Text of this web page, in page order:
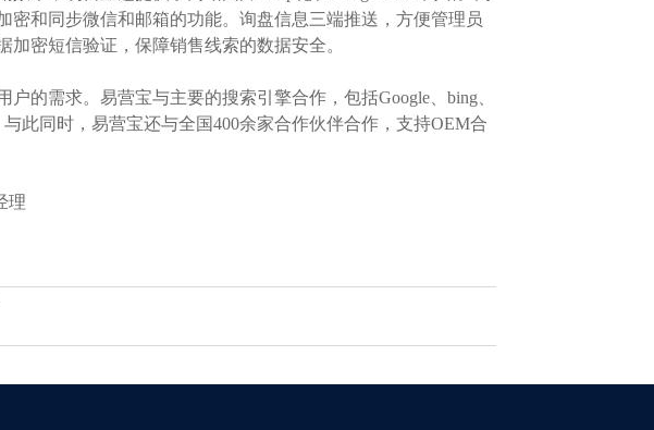
和同步微信和邮箱的功能。询盘信息三端推送，方便管理员
密短信验证，保障销售线索的数据安全。
的需求。易营宝与主要的搜索引擎合作，包括Google、bing、
此同时，易营宝还与全国400余家合作伙伴合作，支持OEM合
理